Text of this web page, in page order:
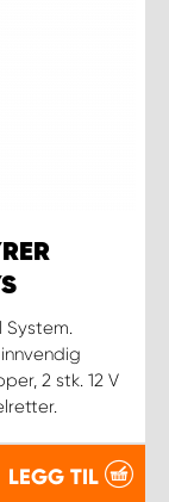
System.
2 stk. 12 V
LEGG TIL